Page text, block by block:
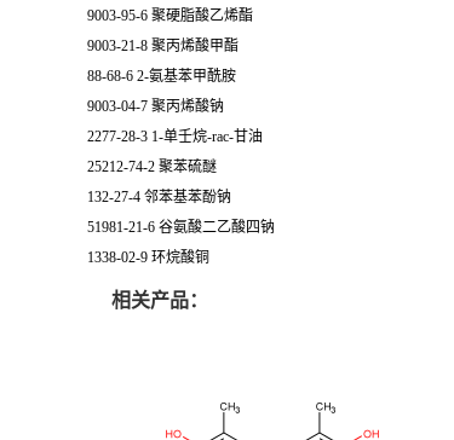
9003-95-6 聚硬脂酸乙烯酯
9003-21-8 聚丙烯酸甲酯
88-68-6 2-氨基苯甲酰胺
9003-04-7 聚丙烯酸钠
2277-28-3 1-单壬烷-rac-甘油
25212-74-2 聚苯硫醚
132-27-4 邻苯基苯酚钠
51981-21-6 谷氨酸二乙酸四钠
1338-02-9 环烷酸铜
相关产品：